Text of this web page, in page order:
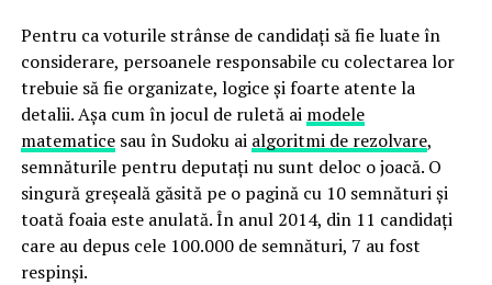
Pentru ca voturile strânse de candidați să fie luate în
considerare, persoanele responsabile cu colectarea lor
trebuie să fie organizate, logice și foarte atente la
detalii. Așa cum în jocul de ruletă ai modele
matematicesau în Sudoku ai algoritmi de rezolvare,
semnăturile pentru deputați nu sunt deloc o joacă. O
singură greșeală găsită pe o pagină cu 10 semnături și
toată foaia este anulată. În anul 2014, din 11 candidați
care au depus cele 100.000 de semnături, 7 au fost
respinși.